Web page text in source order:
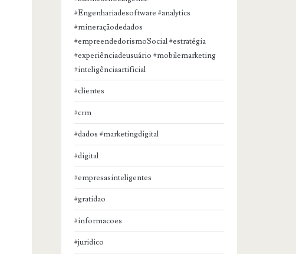
#Engenhariadesoftware #analytics
#mineraçãodedados
#empreendedorismoSocial #estratégia
#experiênciadeusuário #mobilemarketing
#inteligênciaartificial
#clientes
#crm
#dados #marketingdigital
#digital
#empresasinteligentes
#gratidao
#informacoes
#juridico